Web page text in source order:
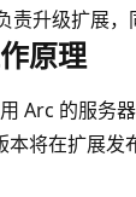
升级扩展，
原理
Arc 的服务
将在扩展发